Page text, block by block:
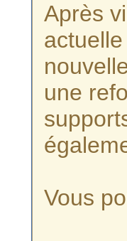
Après
une
Vous